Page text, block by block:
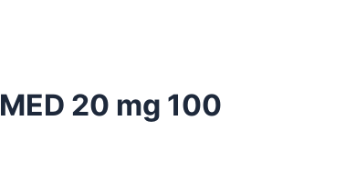
20 mg 100